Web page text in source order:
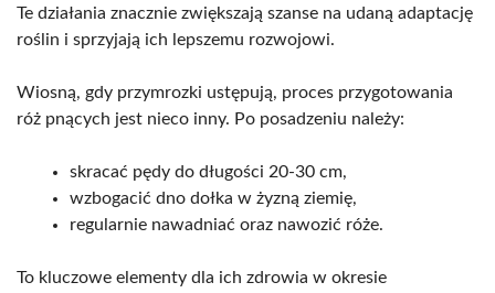
Te działania znacznie zwiększają szanse na udaną adaptację
roślin i sprzyjają ich lepszemu rozwojowi.
Wiosną, gdy przymrozki ustępują, proces przygotowania
róż pnących jest nieco inny. Po posadzeniu należy:
skracać pędy do długości 20-30 cm,
wzbogacić dno dołka w żyzną ziemię,
regularnie nawadniać oraz nawozić róże.
To kluczowe elementy dla ich zdrowia w okresie